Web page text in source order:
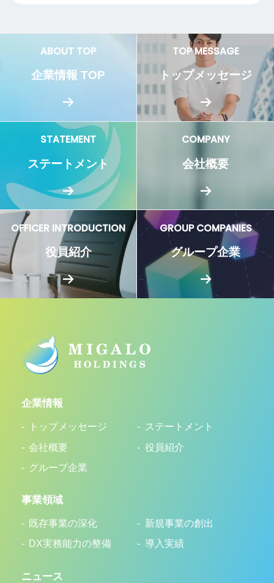
ABOUT TOP
企業情報 TOP
TOP MESSAGE
トップメッセージ
STATEMENT
ステートメント
COMPANY
会社概要
OFFICER INTRODUCTION
役員紹介
GROUP COMPANIES
グループ企業
企業情報
トップメッセージ
ステートメント
会社概要
役員紹介
グループ企業
事業領域
既存事業の深化
新規事業の創出
DX実務能力の整備
導入実績
ニュース